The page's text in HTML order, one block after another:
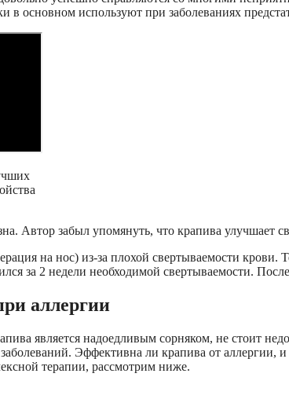
в основном используют при заболеваниях
Автор забыл упомянуть, что крапива улучшает
на нос) из-за плохой свертываемости крови.
за 2 недели необходимой свертываемости.
аллергии
является надоедливым сорняком, не стоит
Эффективна ли крапива от аллергии,
терапии, рассмотрим ниже.